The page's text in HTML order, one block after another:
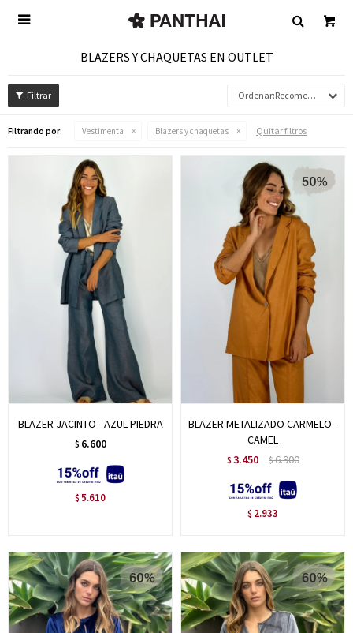

BLAZERS Y CHAQUETAS EN OUTLET
Recomendados
Filtrando por: Vestimenta Blazers y chaquetas Quitar filtros
BLAZER JACINTO - AZUL PIEDRA
$ 6.600
$ 5.610
BLAZER METALIZADO CARMELO -
CAMEL
$ 3.450 $6.900
$ 2.933